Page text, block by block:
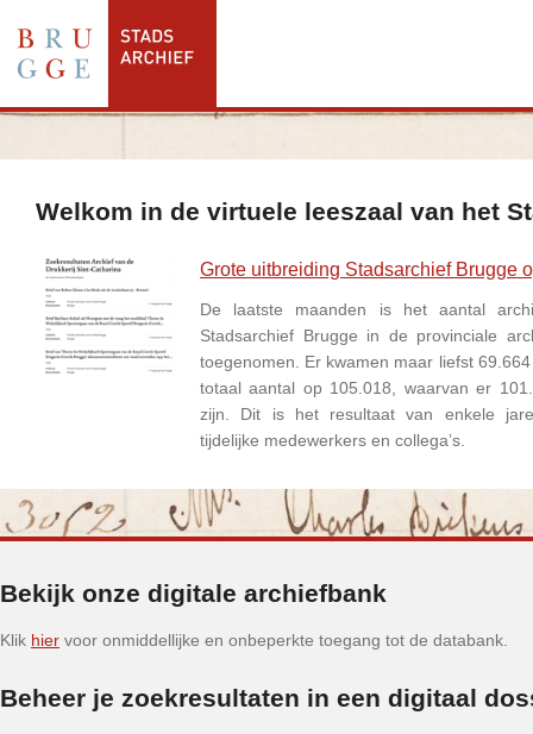
Welkom in de virtuele leeszaal van het
Grote uitbreiding Stadsarchief Brugge
De laatste maanden is het aantal
Stadsarchief Brugge in de provinciale
toegenomen. Er kwamen maar liefst
totaal aantal op 105.018, waarvan er
zijn. Dit is het resultaat van enkele
tijdelijke medewerkers en collega’s.
Bekijk onze digitale archiefbank
Klik hier voor onmiddellijke en onbeperkte toegang tot de databank.
Beheer je zoekresultaten in een digitaal